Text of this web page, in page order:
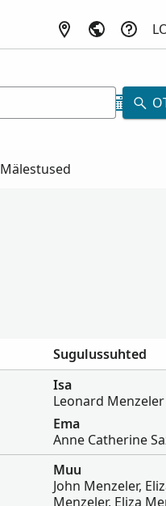
Mälestused
Sugulussuhted
Isa
Leonard Menzeler
Ema
Anne Catherine
Muu
John Menzeler,
Menzeler, Eliza